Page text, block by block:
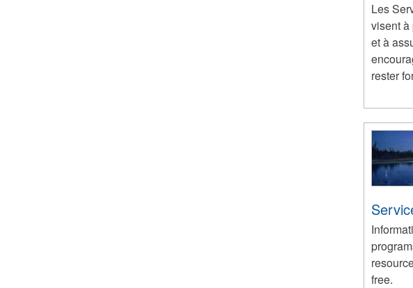
Les
visent à
et à
rester
free.